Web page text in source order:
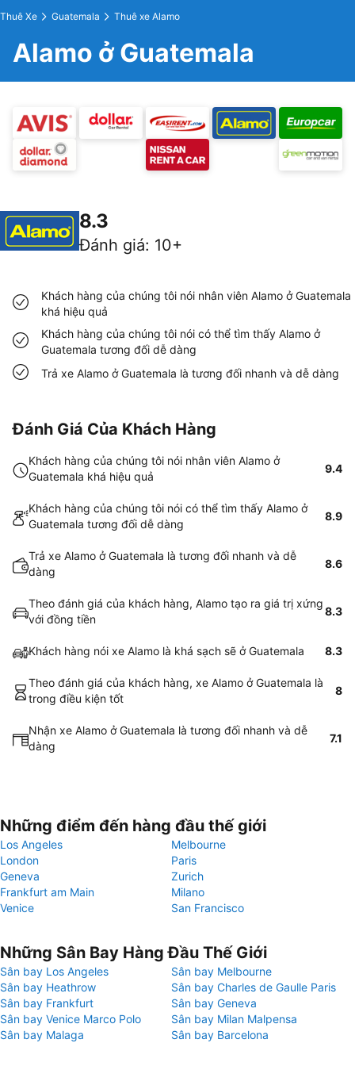
Thuê Xe Guatemala Thuê xe Alamo
Alamo ở Guatemala
8.3
Đánh giá: 10+
Khách hàng của chúng tôi nói nhân viên Alamo ở Guatemala
khá hiệu quả
Khách hàng của chúng tôi nói có thể tìm thấy Alamo ở
Guatemala tương đối dễ dàng
Trả xe Alamo ở Guatemala là tương đối nhanh và dễ dàng
Đánh Giá Của Khách Hàng
Khách hàng của chúng tôi nói nhân viên Alamo ở
Guatemala khá hiệu quả
9.4
Khách hàng của chúng tôi nói có thể tìm thấy Alamo ở
Guatemala tương đối dễ dàng
8.9
Trả xe Alamo ở Guatemala là tương đối nhanh và dễ
dàng
8.6
Theo đánh giá của khách hàng, Alamo tạo ra giá trị xứng
với đồng tiền
8.3
Khách hàng nói xe Alamo là khá sạch sẽ ở Guatemala 8.3
Theo đánh giá của khách hàng, xe Alamo ở Guatemala là
trong điều kiện tốt
8
Nhận xe Alamo ở Guatemala là tương đối nhanh và dễ
dàng
7.1
Những điểm đến hàng đầu thế giới
Los Angeles
Melbourne
London
Paris
Geneva
Zurich
Frankfurt am Main
Milano
Venice
San Francisco
Những Sân Bay Hàng Đầu Thế Giới
Sân bay Los Angeles
Sân bay Melbourne
Sân bay Heathrow
Sân bay Charles de Gaulle Paris
Sân bay Frankfurt
Sân bay Geneva
Sân bay Venice Marco Polo
Sân bay Milan Malpensa
Sân bay Malaga
Sân bay Barcelona